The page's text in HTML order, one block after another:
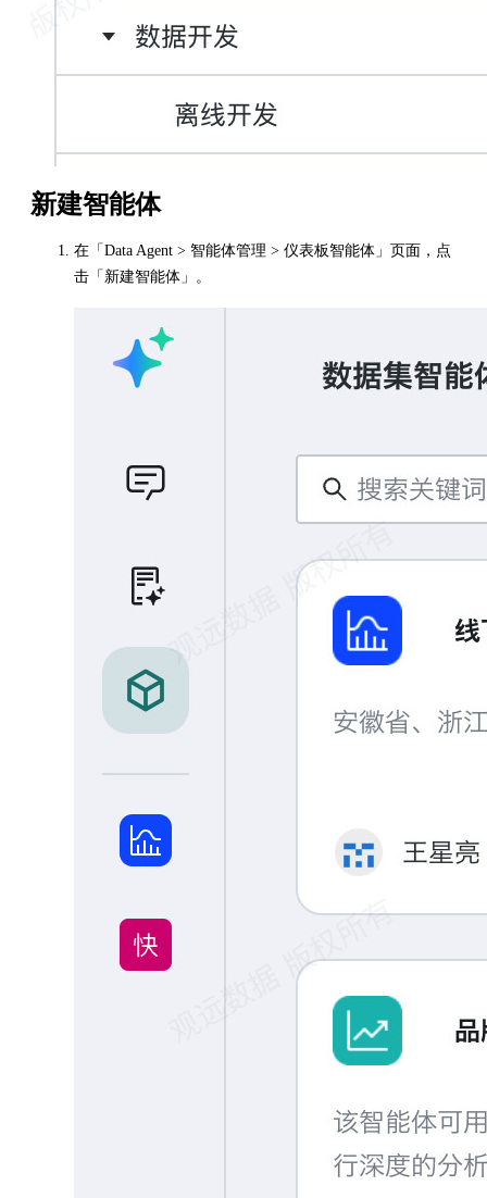
新建智能体
在「Data Agent > 智能体管理 > 仪表板智能体」页面，点
击「新建智能体」。